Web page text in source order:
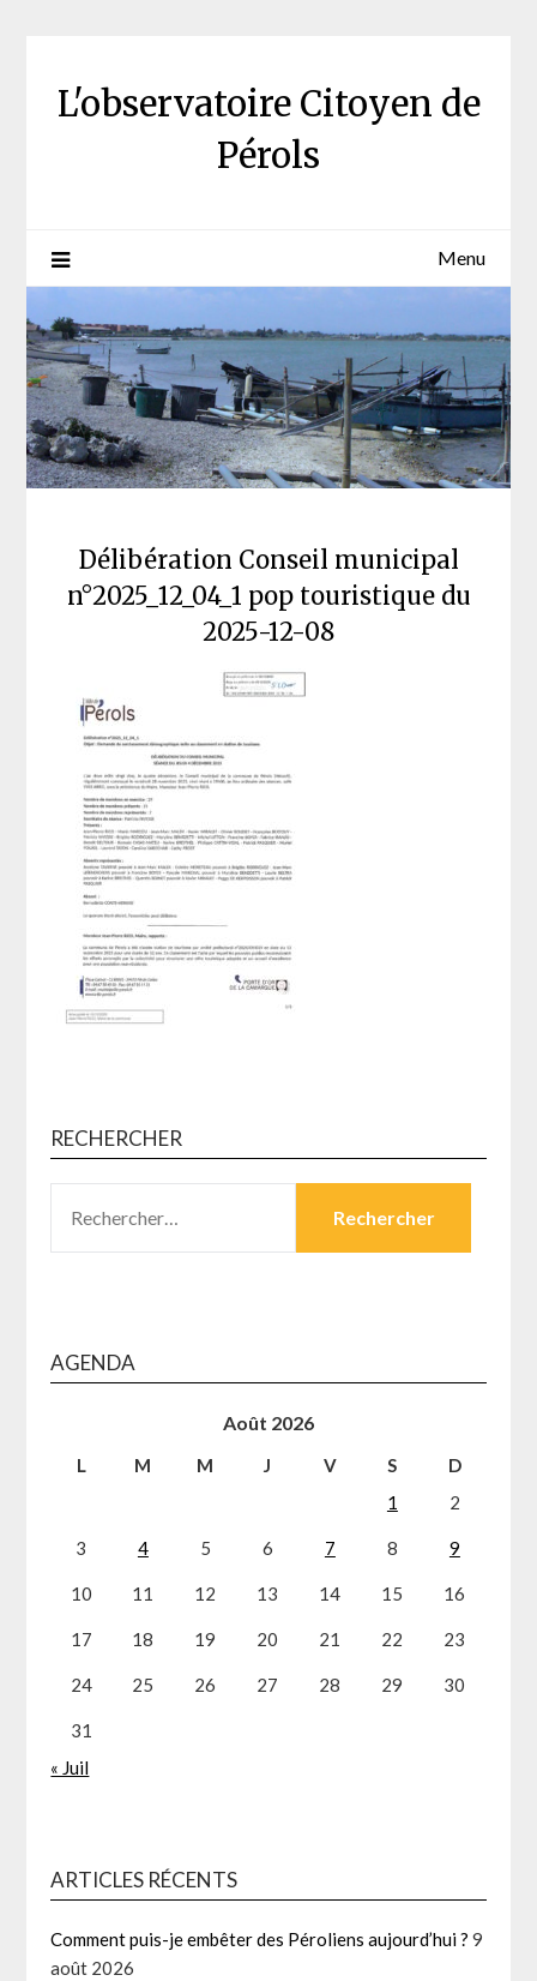
L'observatoire Citoyen de
Pérols
Menu
Délibération Conseil municipal
n°2025_12_04_1 pop touristique du
2025-12-08
RECHERCHER
AGENDA
Août 2026
L M M J V S
D
1
2
3 4 5 6 7 8 9
10 11 12 13 14 15 16
17 18 19 20 21 22 23
24 25 26 27 28 29 30
31
« Juil
ARTICLES RÉCENTS
Comment puis-je embêter des Péroliens aujourd’hui ? 9
août 2026